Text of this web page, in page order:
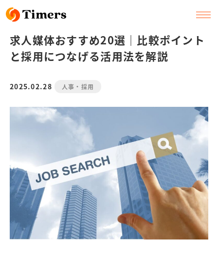
求人媒体おすすめ20選｜比較ポイント
と採用につなげる活用法を解説
2025.02.28 人事・採用